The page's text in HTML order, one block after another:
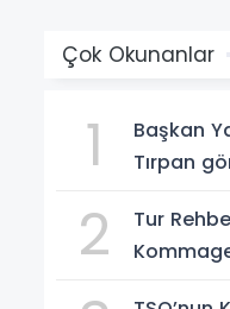
Çok Okunanlar
1
Başkan
Tırpan
2
Tur